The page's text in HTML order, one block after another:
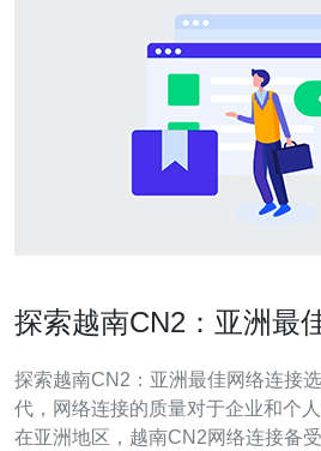
探索越南CN2：亚洲最
探索越南CN2：亚洲最佳网络连接选择 在当今数字
代，网络连接的质量对于企业和个
在亚洲地区，越南CN2网络连接备